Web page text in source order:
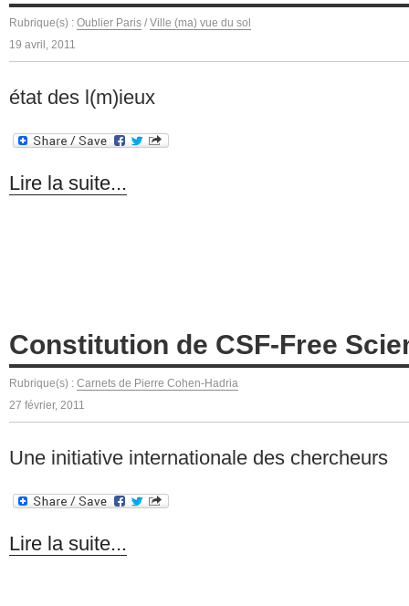
Rubrique(s) : Oublier Paris / Ville (ma) vue du sol
19 avril, 2011
état des l(m)ieux
Lire la suite...
Constitution de CSF-Free
Rubrique(s) : Carnets de Pierre Cohen-Hadria
27 février, 2011
Une initiative internationale des chercheurs
Lire la suite...